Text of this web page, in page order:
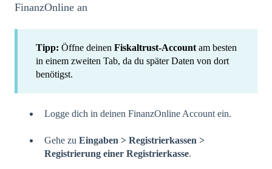
FinanzOnline an
Tipp: Öffne deinen Fiskaltrust-Account am besten
in einem zweiten Tab, da du später Daten von dort
benötigst.
Logge dich in deinen FinanzOnline Account ein.
Gehe zu Eingaben > Registrierkassen >
Registrierung einer Registrierkasse.